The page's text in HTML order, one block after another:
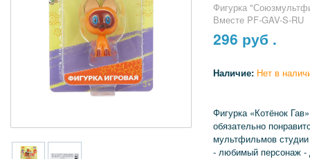
Фигурка
Вместе PF-GAV-S-RU
296 руб .
Наличие: Нет в
Фигурка «Котёнок
обязательно
мультфильмов
- любимый персонаж -